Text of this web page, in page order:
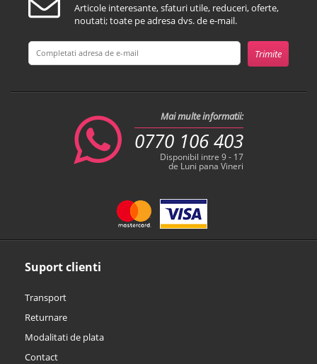
Suport clienti
Transport
Returnare
Modalitati de plata
Contact
Articole interesante, sfaturi utile, reduceri, oferte,
noutati; toate pe adresa dvs. de e-mail.
Mai multe informatii:
0770 106 403
Disponibil intre 9 - 17
de Luni pana Vineri